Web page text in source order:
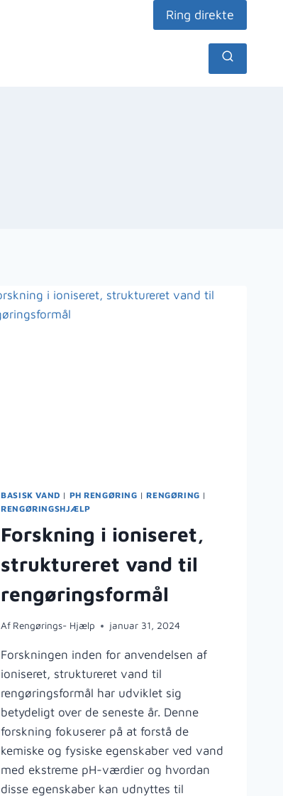
Ring direkte
BASISK VAND | PH RENGØRING |RENGØRING |
RENGØRINGSHJÆLP
Forskning i ioniseret,
struktureret vand til
rengøringsformål
Af Rengørings- Hjælp januar 31, 2024
Forskningen inden for anvendelsen af
ioniseret, struktureret vand til
rengøringsformål har udviklet sig
betydeligt over de seneste år. Denne
forskning fokuserer på at forstå de
kemiske og fysiske egenskaber ved vand
med ekstreme pH-værdier og hvordan
disse egenskaber kan udnyttes til